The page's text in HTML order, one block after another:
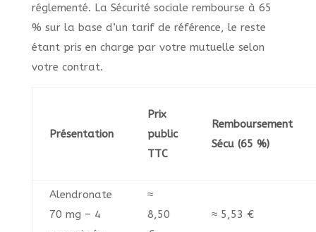
réglementé. La Sécurité sociale rembourse à 65
% sur la base d’un tarif de référence, le reste
étant pris en charge par votre mutuelle selon
votre contrat.
Présentation
Prix
public
TTC
Remboursement
Sécu (65 %)
Alendronate
70 mg – 4
≈
8,50
≈ 5,53 €